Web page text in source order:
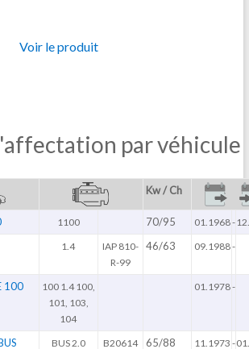
Voir le produit
par véhicule
Kw / Ch
1100 70/95 01.1968-
1.4
IAP 810-
R-99
46/63 09.1988-
100
100 1.4 100,
101, 103,
104
01.1978-
BUS 2.0 B20614 65/88 11.1973 -